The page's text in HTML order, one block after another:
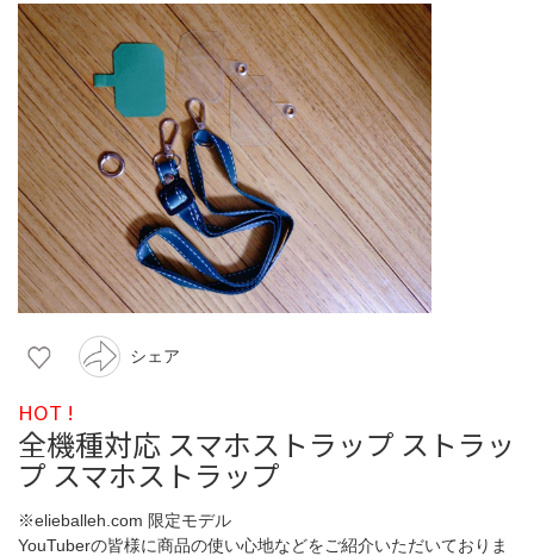
シェア
HOT !
全機種対応 スマホストラップ ストラッ
プ スマホストラップ
※elieballeh.com 限定モデル
YouTuberの皆様に商品の使い心地などをご紹介いただいておりま